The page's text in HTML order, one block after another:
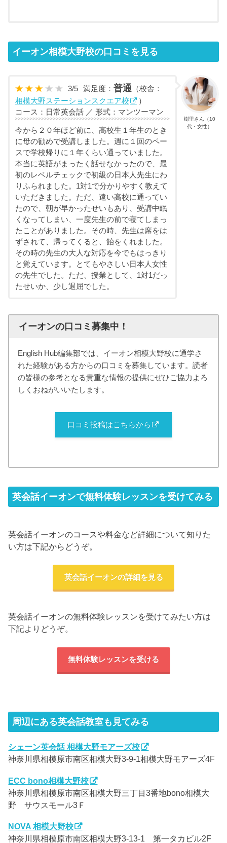
イーオン相模大野校の口コミを見る
樹里さん（10
代・女性）
3/5 満足度：普通 （校舎：
相模大野ステーションスクエア校
）
コース：日常英会話 ／ 形式：マンツーマン
今から２０年ほど前に、高校生１年生のとき
に母の勧めで受講しました。週に１回のペー
スで学校帰りに１年くらい通っていました。
本当に英語がまったく話せなかったので、最
初のレベルチェックで初級の日本人先生にわ
りふられました。1対1で分かりやすく教えて
いただきました。ただ、遠い高校に通ってい
たので、朝が早かったせいもあり、受講中眠
くなってしまい、一度先生の前で寝てしまっ
たことがありました。その時、先生は席をは
ずされて、帰ってくると、飴をくれました。
その時の先生の大人な対応を今でもはっきり
と覚えています。とてもやさしい日本人女性
の先生でした。ただ、授業として、1対1だっ
たせいか、少し退屈でした。
イーオンの口コミ募集中！
English Hub編集部では、イーオン相模大野校に通学さ
れた経験がある方からの口コミを募集しています。読者
の皆様の参考となる貴重な情報の提供にぜひご協力よろ
しくおねがいいたします。
口コミ投稿はこちらから
英会話イーオンで無料体験レッスンを受けてみる
英会話イーオンのコースや料金など詳細について知りた
い方は下記からどうぞ。
英会話イーオンの詳細を見る
英会話イーオンの無料体験レッスンを受けてみたい方は
下記よりどうぞ。
無料体験レッスンを受ける
周辺にある英会話教室も見てみる
シェーン英会話 相模大野モアーズ校
神奈川県相模原市南区相模大野3-9-1相模大野モアーズ4F
ECC bono相模大野校
神奈川県相模原市南区相模大野三丁目3番地bono相模大
野 サウスモール3Ｆ
NOVA 相模大野校
神奈川県相模原市南区相模大野3-13-1 第一タカビル2F